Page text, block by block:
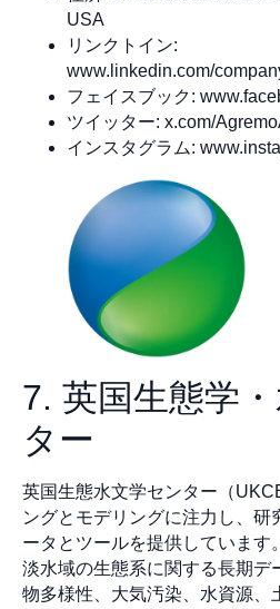
USA
リンクトイン:
www.linkedin.com/
フェイスブック:
ツイッター: x.com/
インスタグラム:
7. 英国生態学
ター
英国生態水文学センター（
ングとモデリングに注力し、研
ータとツールを提供しています
淡水域の生態系に関する長期デ
物多様性、大気汚染、水資源、